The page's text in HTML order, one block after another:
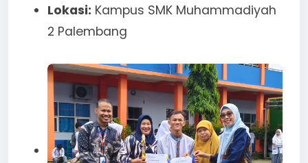
Lokasi: Kampus SMK Muhammadiyah
2 Palembang